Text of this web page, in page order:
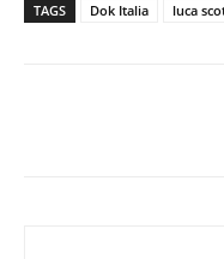
TAGS Dok Italia luca